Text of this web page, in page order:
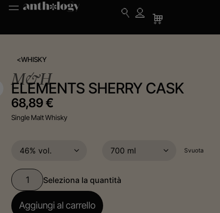
<WHISKY
M&H
ELEMENTS SHERRY CASK
68,89€
Single Malt Whisky
Svuota
Aggiungi al carrello